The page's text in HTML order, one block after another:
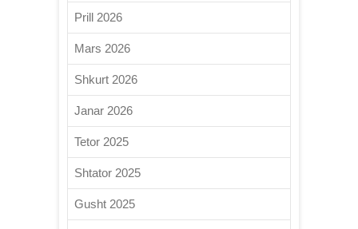
Prill 2026
Mars 2026
Shkurt 2026
Janar 2026
Tetor 2025
Shtator 2025
Gusht 2025